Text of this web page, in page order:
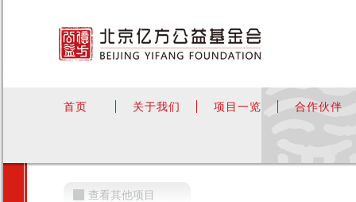
首页 关于我们 项目一览 合作伙伴
查看其他项目